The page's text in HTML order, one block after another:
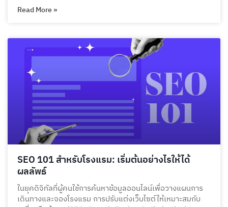
Read More »
SEO 101 สำหรับโรงแรม: เริ่มต้นอย่างไรให้ได้
ผลลัพธ์
ในยุคดิจิทัลที่ผู้คนใช้การค้นหาข้อมูลออนไลน์เพื่อวางแผนการ
เดินทางและจองโรงแรม การปรับแต่งเว็บไซต์ให้เหมาะสมกับ